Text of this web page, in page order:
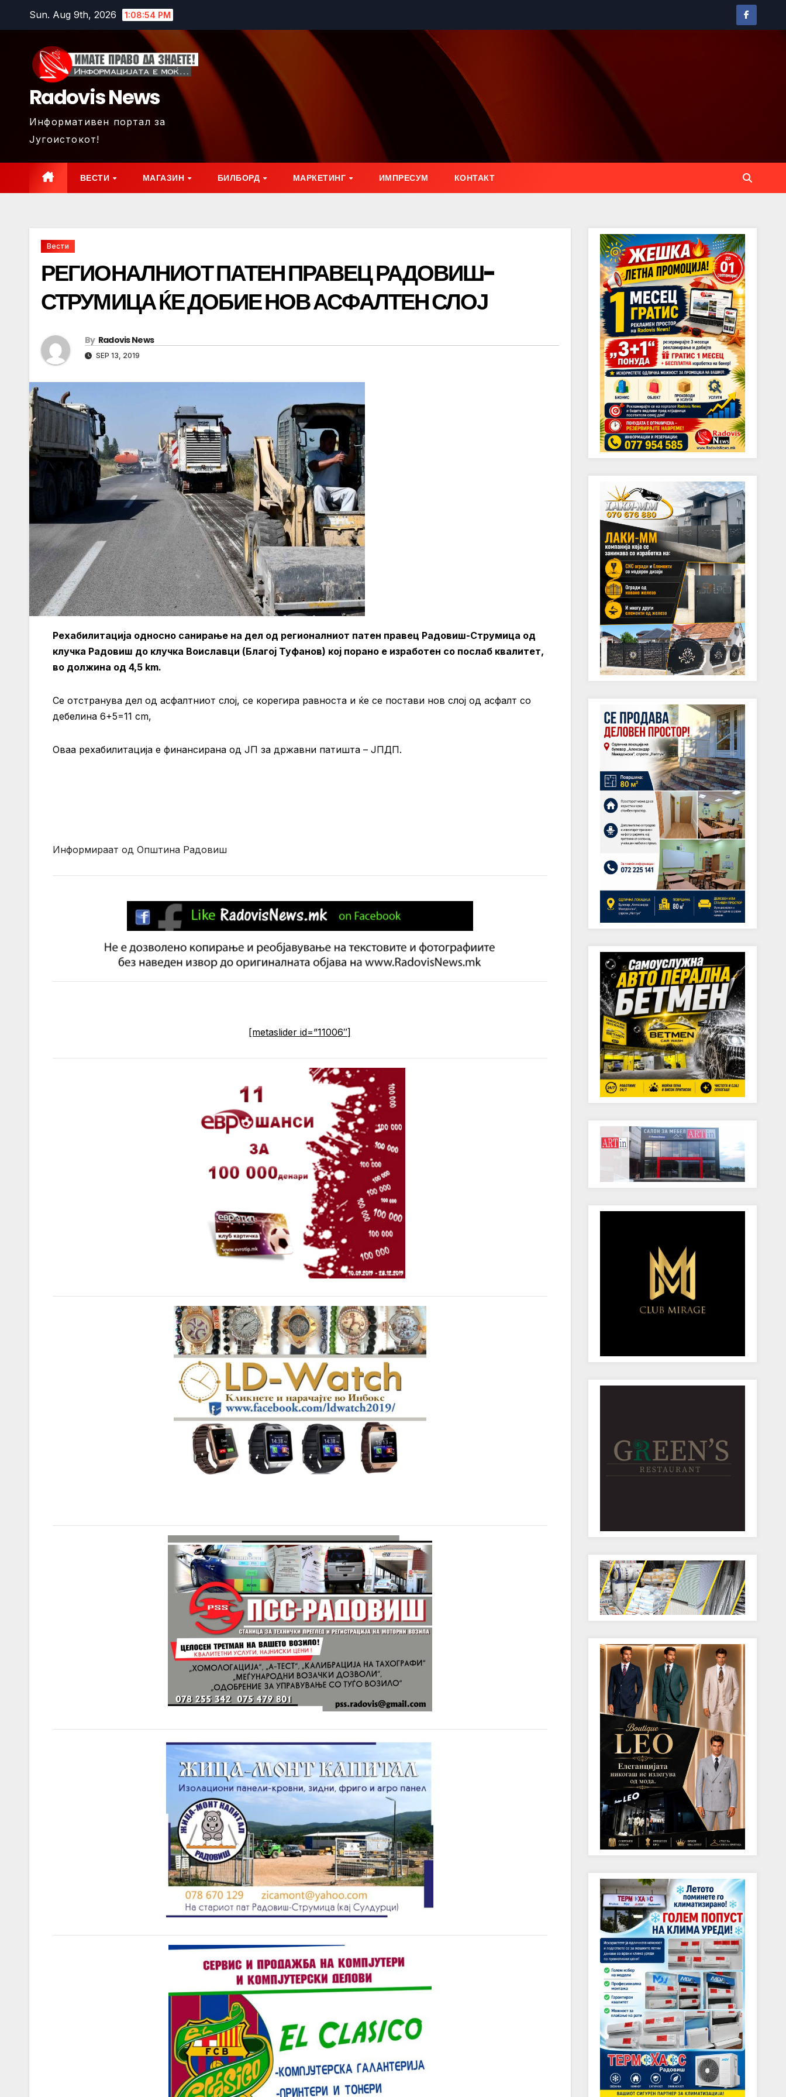
Sun. Aug 9th, 2026 1:08:56 PM
Radovis News
Информативен портал за
Југоистокот!
ВЕСТИ МАГАЗИН БИЛБОРД МАРКЕТИНГ ИМПРЕСУМ КОНТАКТ
Вести
РЕГИОНАЛНИОТ ПАТЕН ПРАВЕЦ РАДОВИШ-
СТРУМИЦА ЌЕ ДОБИЕ НОВ АСФАЛТЕН СЛОЈ
By Radovis News
SEP 13, 2019
Рехабилитација односно санирање на дел од регионалниот патен правец Радовиш-Струмица од
клучка Радовиш до клучка Воиславци (Благој Туфанов) кој порано е изработен со послаб квалитет,
во должина од 4,5 km.
Се отстранува дел од асфалтниот слој, се корегира равноста и ќе се постави нов слој од асфалт со
дебелина 6+5=11 cm,
Оваа рехабилитација е финансирана од ЈП за државни патишта – ЈПДП.
Информираат од Општина Радовиш
[metaslider id=”11006″]